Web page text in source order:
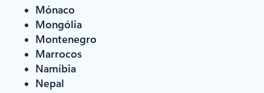
Mónaco
Mongólia
Montenegro
Marrocos
Namíbia
Nepal